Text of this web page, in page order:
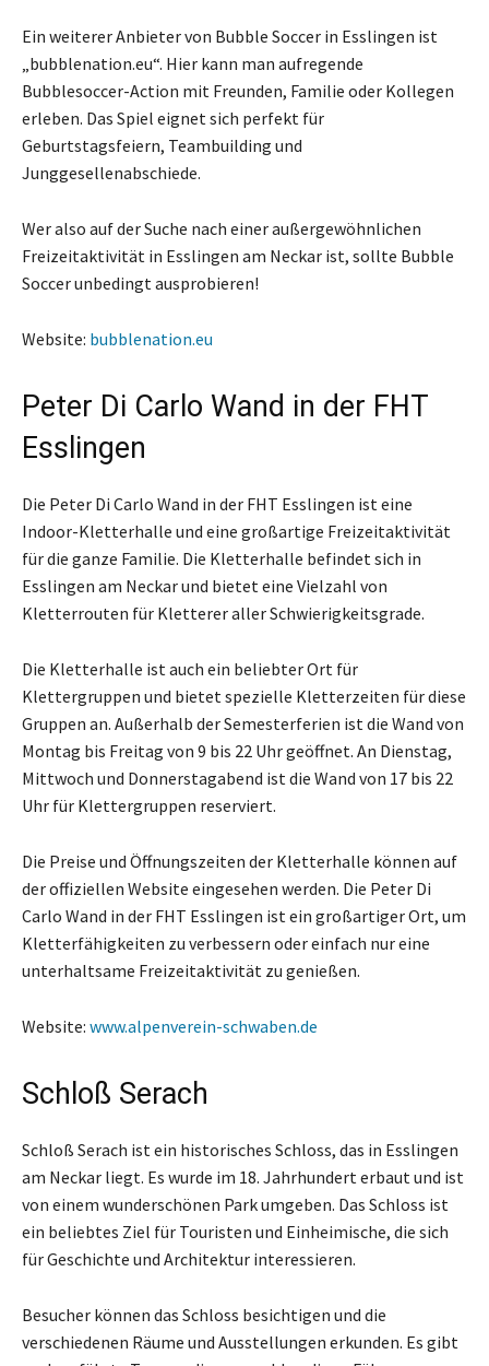
Ein weiterer Anbieter von Bubble Soccer in Esslingen ist
„bubblenation.eu“. Hier kann man aufregende
Bubblesoccer-Action mit Freunden, Familie oder Kollegen
erleben. Das Spiel eignet sich perfekt für
Geburtstagsfeiern, Teambuilding und
Junggesellenabschiede.
Wer also auf der Suche nach einer außergewöhnlichen
Freizeitaktivität in Esslingen am Neckar ist, sollte Bubble
Soccer unbedingt ausprobieren!
Website: bubblenation.eu
Peter Di Carlo Wand in der FHT
Esslingen
Die Peter Di Carlo Wand in der FHT Esslingen ist eine
Indoor-Kletterhalle und eine großartige Freizeitaktivität
für die ganze Familie. Die Kletterhalle befindet sich in
Esslingen am Neckar und bietet eine Vielzahl von
Kletterrouten für Kletterer aller Schwierigkeitsgrade.
Die Kletterhalle ist auch ein beliebter Ort für
Klettergruppen und bietet spezielle Kletterzeiten für diese
Gruppen an. Außerhalb der Semesterferien ist die Wand von
Montag bis Freitag von 9 bis 22 Uhr geöffnet. An Dienstag,
Mittwoch und Donnerstagabend ist die Wand von 17 bis 22
Uhr für Klettergruppen reserviert.
Die Preise und Öffnungszeiten der Kletterhalle können auf
der offiziellen Website eingesehen werden. Die Peter Di
Carlo Wand in der FHT Esslingen ist ein großartiger Ort, um
Kletterfähigkeiten zu verbessern oder einfach nur eine
unterhaltsame Freizeitaktivität zu genießen.
Website: www.alpenverein-schwaben.de
Schloß Serach
Schloß Serach ist ein historisches Schloss, das in Esslingen
am Neckar liegt. Es wurde im 18. Jahrhundert erbaut und ist
von einem wunderschönen Park umgeben. Das Schloss ist
ein beliebtes Ziel für Touristen und Einheimische, die sich
für Geschichte und Architektur interessieren.
Besucher können das Schloss besichtigen und die
verschiedenen Räume und Ausstellungen erkunden. Es gibt